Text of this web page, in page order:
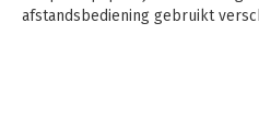
afstandsbediening gebruikt